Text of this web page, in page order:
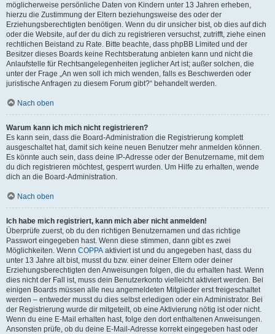
möglicherweise persönliche Daten von Kindern unter 13 Jahren erheben,
hierzu die Zustimmung der Eltern beziehungsweise des oder der
Erziehungsberechtigten benötigen. Wenn du dir unsicher bist, ob dies auf dich
oder die Website, auf der du dich zu registrieren versuchst, zutrifft, ziehe einen
rechtlichen Beistand zu Rate. Bitte beachte, dass phpBB Limited und der
Besitzer dieses Boards keine Rechtsberatung anbieten kann und nicht die
Anlaufstelle für Rechtsangelegenheiten jeglicher Art ist; außer solchen, die
unter der Frage „An wen soll ich mich wenden, falls es Beschwerden oder
juristische Anfragen zu diesem Forum gibt?“ behandelt werden.
Nach oben
Warum kann ich mich nicht registrieren?
Es kann sein, dass die Board-Administration die Registrierung komplett
ausgeschaltet hat, damit sich keine neuen Benutzer mehr anmelden können.
Es könnte auch sein, dass deine IP-Adresse oder der Benutzername, mit dem
du dich registrieren möchtest, gesperrt wurden. Um Hilfe zu erhalten, wende
dich an die Board-Administration.
Nach oben
Ich habe mich registriert, kann mich aber nicht anmelden!
Überprüfe zuerst, ob du den richtigen Benutzernamen und das richtige
Passwort eingegeben hast. Wenn diese stimmen, dann gibt es zwei
Möglichkeiten. Wenn COPPA aktiviert ist und du angegeben hast, dass du
unter 13 Jahre alt bist, musst du bzw. einer deiner Eltern oder deiner
Erziehungsberechtigten den Anweisungen folgen, die du erhalten hast. Wenn
dies nicht der Fall ist, muss dein Benutzerkonto vielleicht aktiviert werden. Bei
einigen Boards müssen alle neu angemeldeten Mitglieder erst freigeschaltet
werden – entweder musst du dies selbst erledigen oder ein Administrator. Bei
der Registrierung wurde dir mitgeteilt, ob eine Aktivierung nötig ist oder nicht.
Wenn du eine E-Mail erhalten hast, folge den dort enthaltenen Anweisungen.
Ansonsten prüfe, ob du deine E-Mail-Adresse korrekt eingegeben hast oder